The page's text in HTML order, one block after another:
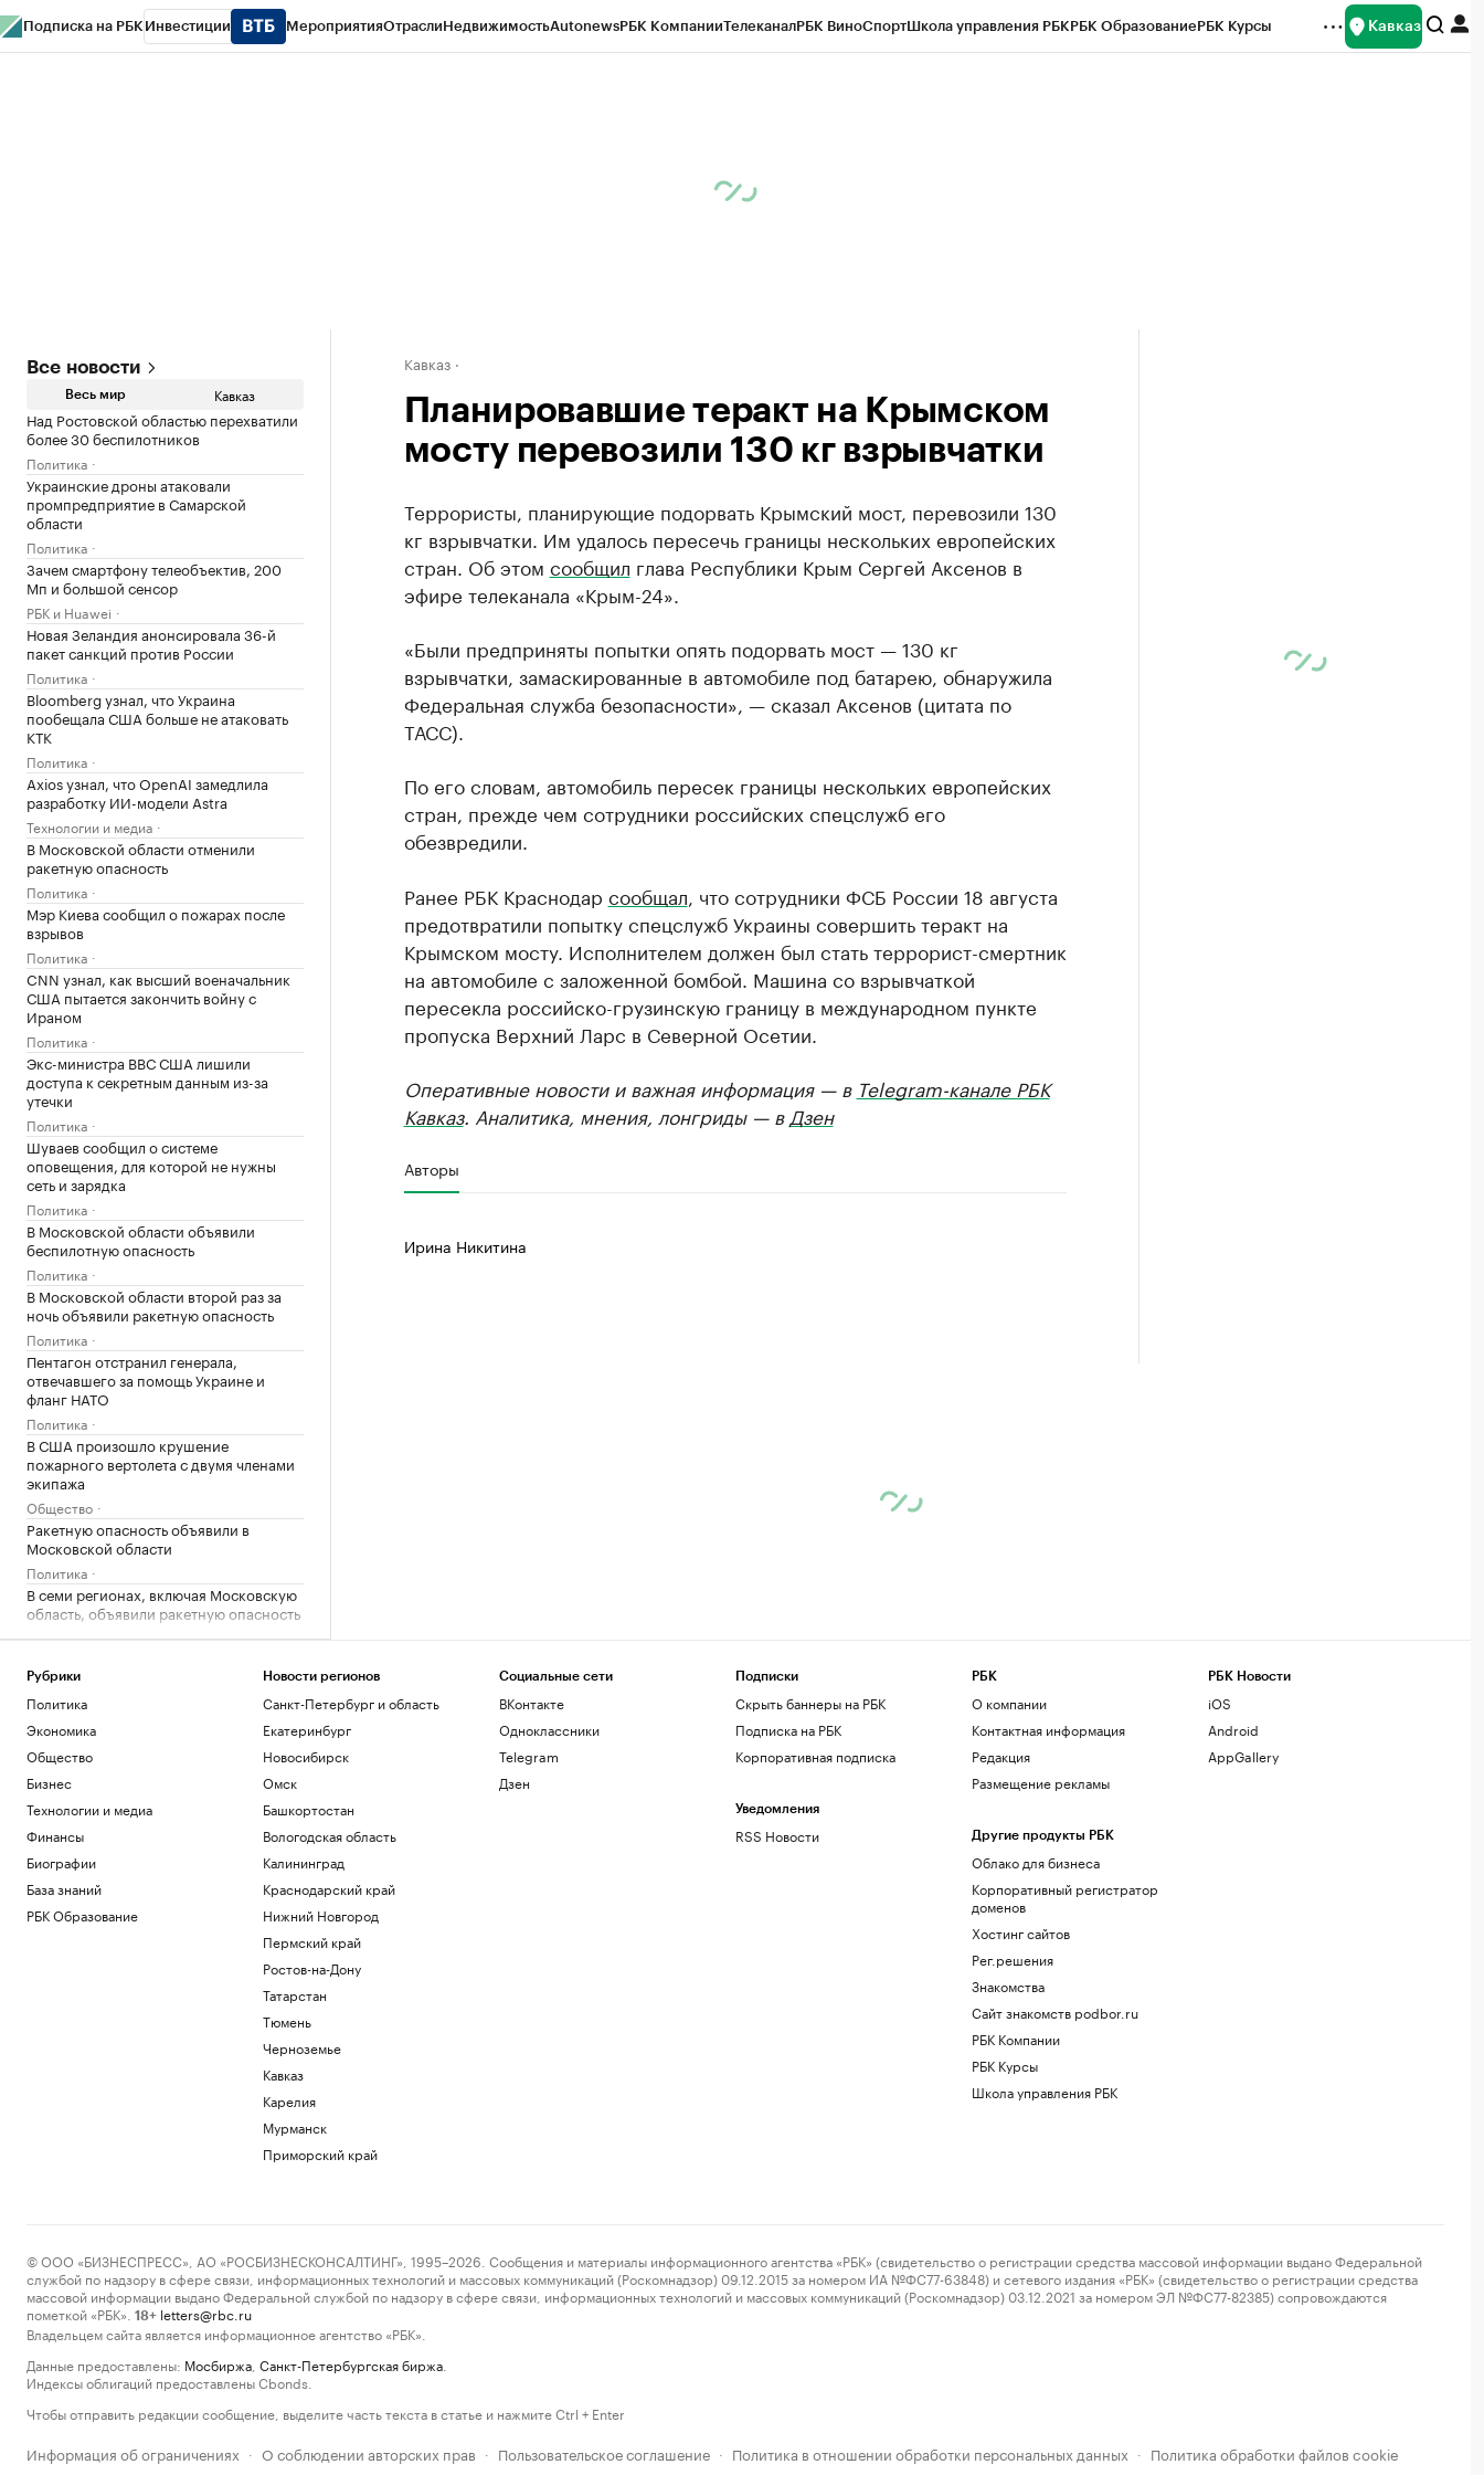
Подписка на РБК Инвестиции МероприятияОтраслиНедвижимостьAutonewsРБК КомпанииТелеканалРБК ВиноСпортШкола управления РБКРБК ОбразованиеРБК Курсы Кавказ
Все новости
Весь мир Кавказ
Над Ростовской областью перехватили
более 30 беспилотников
Политика
Украинские дроны атаковали
промпредприятие в Самарской
области
Политика
Зачем смартфону телеобъектив, 200
Мп и большой сенсор
РБК и Huawei
Новая Зеландия анонсировала 36-й
пакет санкций против России
Политика
Bloomberg узнал, что Украина
пообещала США больше не атаковать
КТК
Политика
Axios узнал, что OpenAI замедлила
разработку ИИ-модели Astra
Технологии и медиа
В Московской области отменили
ракетную опасность
Политика
Мэр Киева сообщил о пожарах после
взрывов
Политика
CNN узнал, как высший военачальник
США пытается закончить войну с
Ираном
Политика
Экс-министра ВВС США лишили
доступа к секретным данным из-за
утечки
Политика
Шуваев сообщил о системе
оповещения, для которой не нужны
сеть и зарядка
Политика
В Московской области объявили
беспилотную опасность
Политика
В Московской области второй раз за
ночь объявили ракетную опасность
Политика
Пентагон отстранил генерала,
отвечавшего за помощь Украине и
фланг НАТО
Политика
В США произошло крушение
пожарного вертолета с двумя членами
экипажа
Общество
Ракетную опасность объявили в
Московской области
Политика
В семи регионах, включая Московскую
область, объявили ракетную опасность
Политика
более $1 млрд
Общество
Bloomberg узнал, когда планируют
завершить испытания «Золотого
купола»
Политика
Четыре доступных и понятных
инструмента диверсификации
накоплений
РБК и Сбер
Кавказ
Планировавшие теракт на Крымском
мосту перевозили 130 кг взрывчатки
Террористы, планирующие подорвать Крымский мост, перевозили 130
кг взрывчатки. Им удалось пересечь границы нескольких европейских
стран. Об этом сообщил глава Республики Крым Сергей Аксенов в
эфире телеканала «Крым-24».
«Были предприняты попытки опять подорвать мост — 130 кг
взрывчатки, замаскированные в автомобиле под батарею, обнаружила
Федеральная служба безопасности», — сказал Аксенов (цитата по
ТАСС).
По его словам, автомобиль пересек границы нескольких европейских
стран, прежде чем сотрудники российских спецслужб его
обезвредили.
Ранее РБК Краснодар сообщал , что сотрудники ФСБ России 18 августа
предотвратили попытку спецслужб Украины совершить теракт на
Крымском мосту. Исполнителем должен был стать террорист-смертник
на автомобиле с заложенной бомбой. Машина со взрывчаткой
пересекла российско-грузинскую границу в международном пункте
пропуска Верхний Ларс в Северной Осетии.
Оперативные новости и важная информация — в Telegram-канале РБК
Кавказ. Аналитика, мнения, лонгриды — в Дзен
Авторы
Ирина Никитина
Рубрики
Политика
Экономика
Общество
Бизнес
Технологии и медиа
Финансы
Биографии
База знаний
РБК Образование
Новости регионов
Санкт-Петербург и область
Екатеринбург
Новосибирск
Омск
Башкортостан
Вологодская область
Калининград
Краснодарский край
Нижний Новгород
Пермский край
Ростов-на-Дону
Татарстан
Тюмень
Черноземье
Кавказ
Карелия
Мурманск
Приморский край
Социальные сети
ВКонтакте
Одноклассники
Telegram
Дзен
Подписки
Скрыть баннеры на РБК
Подписка на РБК
Корпоративная подписка
Уведомления
RSS Новости
РБК
О компании
Контактная информация
Редакция
Размещение рекламы
Другие продукты РБК
Облако для бизнеса
Корпоративный регистратор
доменов
Хостинг сайтов
Рег.решения
Знакомства
Сайт знакомств podbor.ru
РБК Компании
РБК Курсы
Школа управления РБК
РБК Новости
iOS
Android
AppGallery
© ООО «БИЗНЕСПРЕСС», АО «РОСБИЗНЕСКОНСАЛТИНГ», 1995–2026. Сообщения и материалы информационного агентства «РБК» (свидетельство о регистрации средства массовой информации выдано Федеральной
службой по надзору в сфере связи, информационных технологий и массовых коммуникаций (Роскомнадзор) 09.12.2015 за номером ИА №ФС77-63848) и сетевого издания «РБК» (свидетельство о регистрации средства
массовой информации выдано Федеральной службой по надзору в сфере связи, информационных технологий и массовых коммуникаций (Роскомнадзор) 03.12.2021 за номером ЭЛ №ФС77-82385) сопровождаются
пометкой «РБК».
18+ letters@rbc.ru
Владельцем сайта является информационное агентство «РБК».
Данные предоставлены: Мосбиржа Санкт-Петербургская биржа
Индексы облигаций предоставлены Cbonds.
Чтобы отправить редакции сообщение, выделите часть текста в статье и нажмите Ctrl + Enter
Информация об ограничениях · О соблюдении авторских прав · Пользовательское соглашение · Политика в отношении обработки персональных данных · Политика обработки файлов cookie